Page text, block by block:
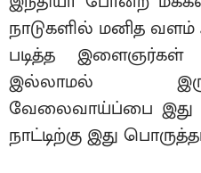
நாடுகளில் மனித வளம்
படித்த இளைஞர்கள்
இல்லாமல்
வேலைவாய்ப்பை இது
நாட்டிற்கு இது